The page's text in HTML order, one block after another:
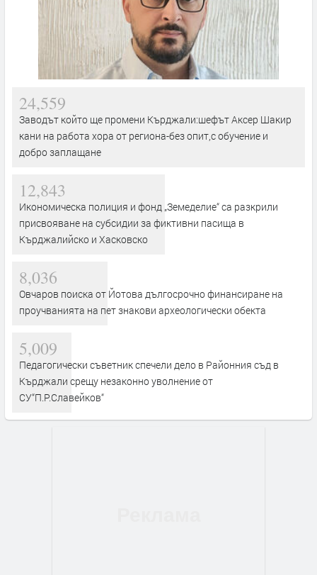
24,559
Заводът който ще промени Кърджали:шефът Аксер Шакир
кани на работа хора от региона-без опит,с обучение и
добро заплащане
12,843
Икономическа полиция и фонд „Земеделие“ са разкрили
присвояване на субсидии за фиктивни пасища в
Кърджалийско и Хасковско
8,036
Овчаров поиска от Йотова дългосрочно финансиране на
проучванията на пет знакови археологически обекта
5,009
Педагогически съветник спечели дело в Районния съд в
Кърджали срещу незаконно уволнение от
СУ“П.Р.Славейков“